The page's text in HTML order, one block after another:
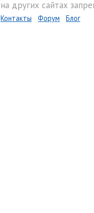
на других сайтах
Контакты Форум Блог